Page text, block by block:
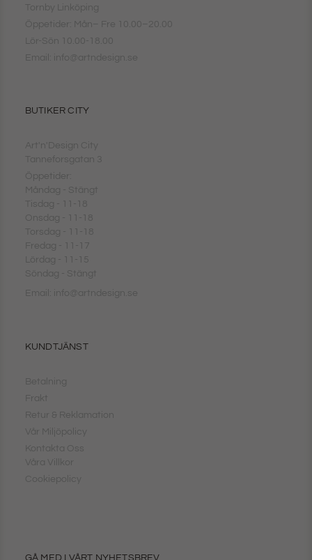
Tornby Linköping
Öppetider: Mån– Fre 10.00–20.00
Lör-Sön 10.00-18.00
Email: info@artndesign.se
BUTIKER CITY
Art'n'Design City
Tanneforsgatan 3
Öppetider:
Måndag - Stängt
Tisdag - 11-18
Onsdag - 11-18
Torsdag - 11-18
Fredag - 11-17
Lördag - 11-15
Söndag - Stängt
Email: info@artndesign.se
KUNDTJÄNST
Betalning
Frakt
Retur & Reklamation
Vår Miljöpolicy
Kontakta Oss
Våra Villkor
Cookiepolicy
GÅ MED I VÅRT NYHETSBREV